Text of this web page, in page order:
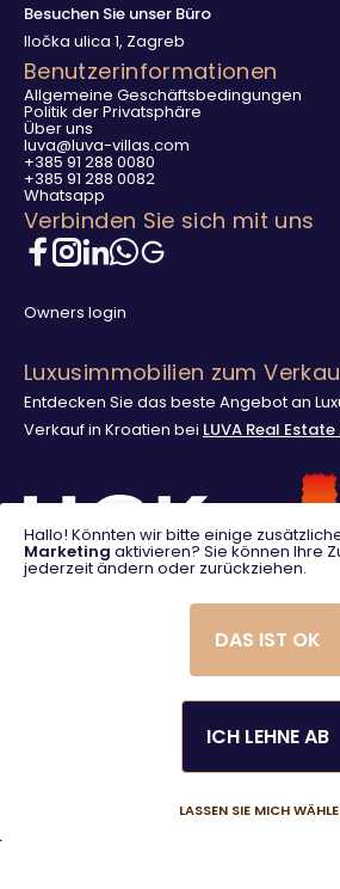
Besuchen Sie unser Büro
Iločka ulica 1, Zagreb
Benutzerinformationen
Allgemeine Geschäftsbedingungen
Politik der Privatsphäre
Über uns
luva@luva-villas.com
+385 91 288 0080
+385 91 288 0082
Whatsapp
Verbinden Sie sich mit uns
Owners login
Luxusimmobilien zum
Entdecken Sie das beste Angebot an
Verkauf in Kroatien bei LUVA Real
© 2025. LUVA Villas
Hallo! Könnten wir bitte einige
Marketing aktivieren? Sie können Ihre
jederzeit ändern oder zurückziehen.
LASSEN SIE MICH
ICH LEHNE AB
DAS IST OK